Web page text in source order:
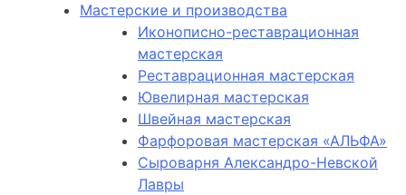
Мастерские и производства
Иконописно-реставрационная
мастерская
Реставрационная мастерская
Ювелирная мастерская
Швейная мастерская
Фарфоровая мастерская «АЛЬФА»
Сыроварня Александро-Невской
Лавры